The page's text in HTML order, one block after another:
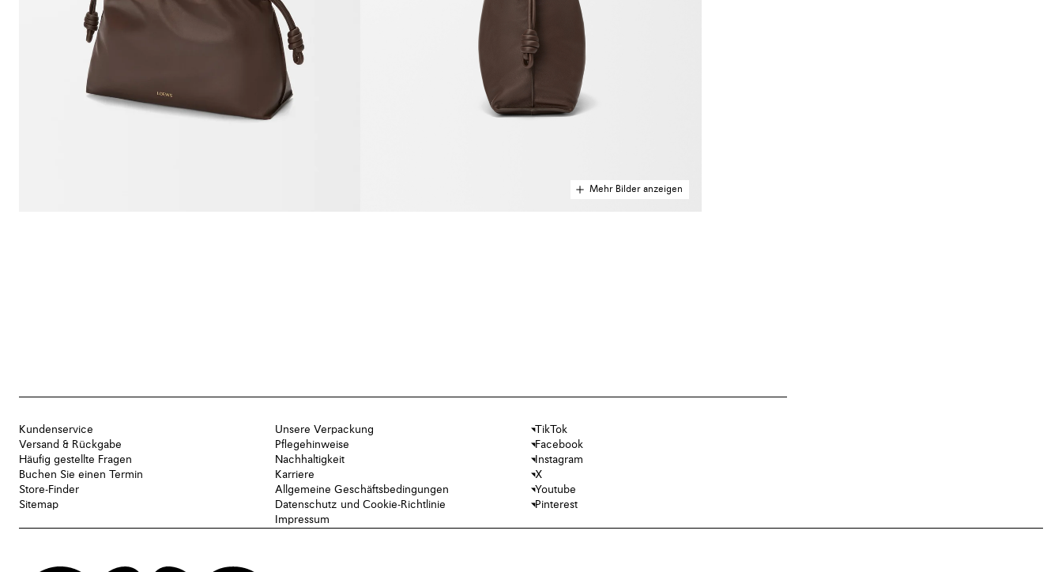
Mehr Bilder anzeigen
Kundenservice
Versand & Rückgabe
Häufig gestellte Fragen
Buchen Sie einen Termin
Store-Finder
Sitemap
Unsere Verpackung
Pflegehinweise
Nachhaltigkeit
Karriere
Allgemeine Geschäftsbedingungen
Datenschutz und Cookie-Richtlinie
Impressum
TikTok
Facebook
Instagram
X
Youtube
Pinterest